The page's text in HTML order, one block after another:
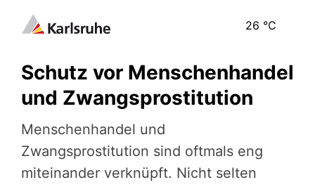
26 °C
Schutz vor Menschenhandel
und Zwangsprostitution
Menschenhandel und
Zwangsprostitution sind oftmals eng
miteinander verknüpft. Nicht selten